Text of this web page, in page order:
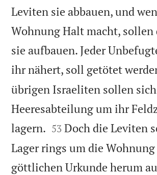
Leviten sie abbauen, und
Wohnung Halt macht, sollen
sie aufbauen. Jeder
ihr nähert, soll getötet
übrigen Israeliten sollen
Heeresabteilung um ihr
lagern. 

53 Doch die Leviten
Lager rings um die
göttlichen Urkunde herum